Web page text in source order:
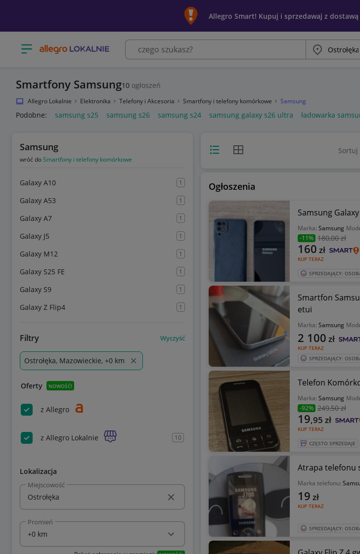
Allegro Smart! Kupuj i sprzedawaj z dostawą
Otwórz menu z kategoriami Miasto
Smartfony Samsung10 ogłoszeń
Allegro Lokalnie Elektronika Telefony i Akcesoria Smartfony i telefony komórkowe Samsung
Podobne: samsung s25 samsung s26 samsung s24 samsung galaxy s26 ultra ładowarka
Samsung
wróć doSmartfony i telefony komórkowe
Galaxy A10 1
Galaxy A53 1
Galaxy A7 1
Galaxy J5 1
Galaxy M12 1
Galaxy S25 FE 1
Galaxy S9 1
Galaxy Z Flip4 1
Filtry Wyczyść
Ostrołęka, Mazowieckie, +0 km
Oferty NOWOŚĆ!
z Allegro
z Allegro Lokalnie 10
Lokalizacja
Miejscowość
Promień
Widok listyWidok siatki Sortuj
Ogłoszenia
Samsung
Marka: Samsung
-11% 180,00 zł
KUP TERAZ
160 zł
SPRZEDAJĄCY:
Smartfon
etui
Marka: Samsung
KUP TERAZ
2 100 zł
SPRZEDAJĄCY:
Telefon
Marka: Samsung
-92% 249,50 zł
KUP TERAZ
19,95 zł
CZĘSTO SPRZEDAJE
Atrapa telefonu
Marka telefonu:
KUP TERAZ
19 zł
SPRZEDAJĄCY: